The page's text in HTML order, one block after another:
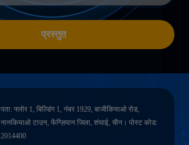
प्रस्तुत
पता: फ्लोर 1, बिल्डिंग 1, नंबर 1929, बाजीकियाओ रोड,
नानकियाओ टाउन, फेंग्ज़ियान जिला, शंघाई, चीन। पोस्ट कोड:
2014400